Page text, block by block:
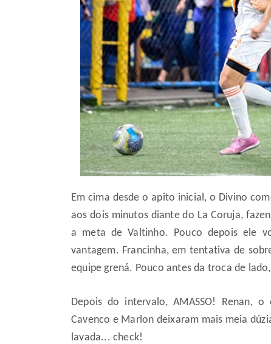
Em cima desde o apito inicial, o Divino
aos dois minutos diante do La Coruja,
a meta de Valtinho. Pouco depois ele
vantagem. Francinha, em tentativa de
equipe grená. Pouco antes da troca de
Depois do intervalo, AMASSO! Renan, o
Cavenco e Marlon deixaram mais meia dú
lavada... check!